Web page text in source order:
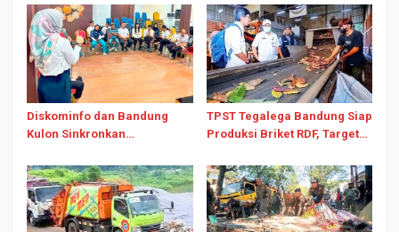
026 Bojongloa Tetap Berjalan
Diskominfo dan Bandung
Kulon Sinkronkan
Perkuat Diseminasi
Informasi Kewilayahan
TPST Tegalega Bandung Siap
Produksi Briket RDF, Target